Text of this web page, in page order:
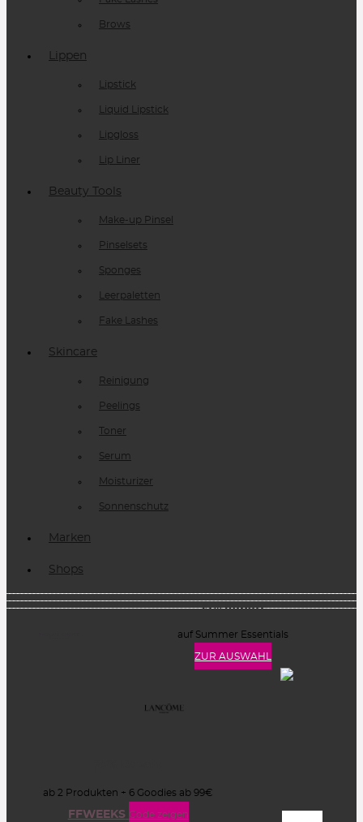
Brows
Lippen
Lipstick
Liquid Lipstick
Lipgloss
Lip Liner
Beauty Tools
Make-up Pinsel
Pinselsets
Sponges
Leerpaletten
Fake Lashes
Skincare
Reinigung
Peelings
Toner
Serum
Moisturizer
Sonnenschutz
Marken
Shops
15% Rabatt
auf Summer Essentials
ZUR AUSWAHL
ab 2 Produkten + 6 Goodies ab 99€
FFWEEKS Code zeigen